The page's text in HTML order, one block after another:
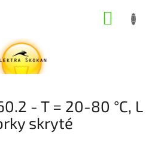
- T = 20-80 °C, L
skryté